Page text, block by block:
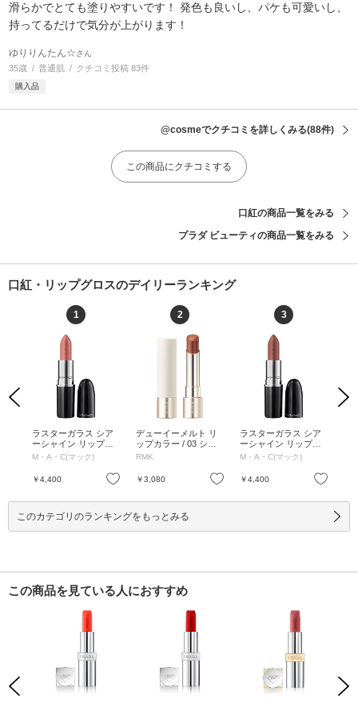
滑らかでとても塗りやすいです！ 発色も良いし、パケも可愛いし、
持ってるだけで気分が上がります！
ゆりりんたん☆さん
35歳 普通肌 クチコミ投稿 83件
購入品
@cosmeでクチコミを詳しくみる(88件)
この商品にクチコミする
口紅の商品一覧をみる
プラダ ビューティの商品一覧をみる
口紅・リップグロスのデイリーランキング
Previous
お気に入り
1
ラスターガラス シア
ーシャイン リップス
ティック / サンクス、
イッツ M·A·C! / 3.5g /
サンクス、イッツ M·
A·C! / 3.5g
M・A・C(マック)
￥4,400 お気に入り
2
デューイーメルト リ
ップカラー / 03 シャ
イ ハート / 3.6g / レフ
ト / 3.6g
RMK
￥3,080 お気に入り
3
ラスターガラス シア
ーシャイン リップス
ティック / アローン
タイム / 3.5g / アロー
ン タイム / 3.5g
M・A・C(マック)
￥4,400
Next
このカテゴリのランキングをもっとみる
この商品を見ている人におすすめ
Previous Next